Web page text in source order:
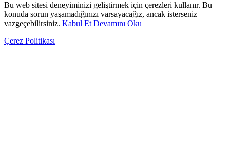
Bu web sitesi deneyiminizi geliştirmek için çerezleri kullanır. Bu
konuda sorun yaşamadığınızı varsayacağız, ancak isterseniz
vazgeçebilirsiniz. Kabul Et Devamını Oku
Çerez Politikası